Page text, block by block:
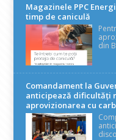
Magazinele PPC
timp de caniculă
din
Comandament la
anticipează dificultăți
aprovizionarea cu